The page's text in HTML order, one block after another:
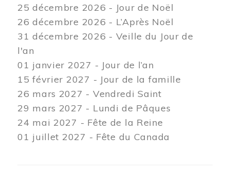
25 décembre 2026 - Jour de Noël
26 décembre 2026 - L’Après Noël
31 décembre 2026 - Veille du Jour de
l'an
01 janvier 2027 - Jour de l’an
15 février 2027 - Jour de la famille
26 mars 2027 - Vendredi Saint
29 mars 2027 - Lundi de Pâques
24 mai 2027 - Fête de la Reine
01 juillet 2027 - Fête du Canada